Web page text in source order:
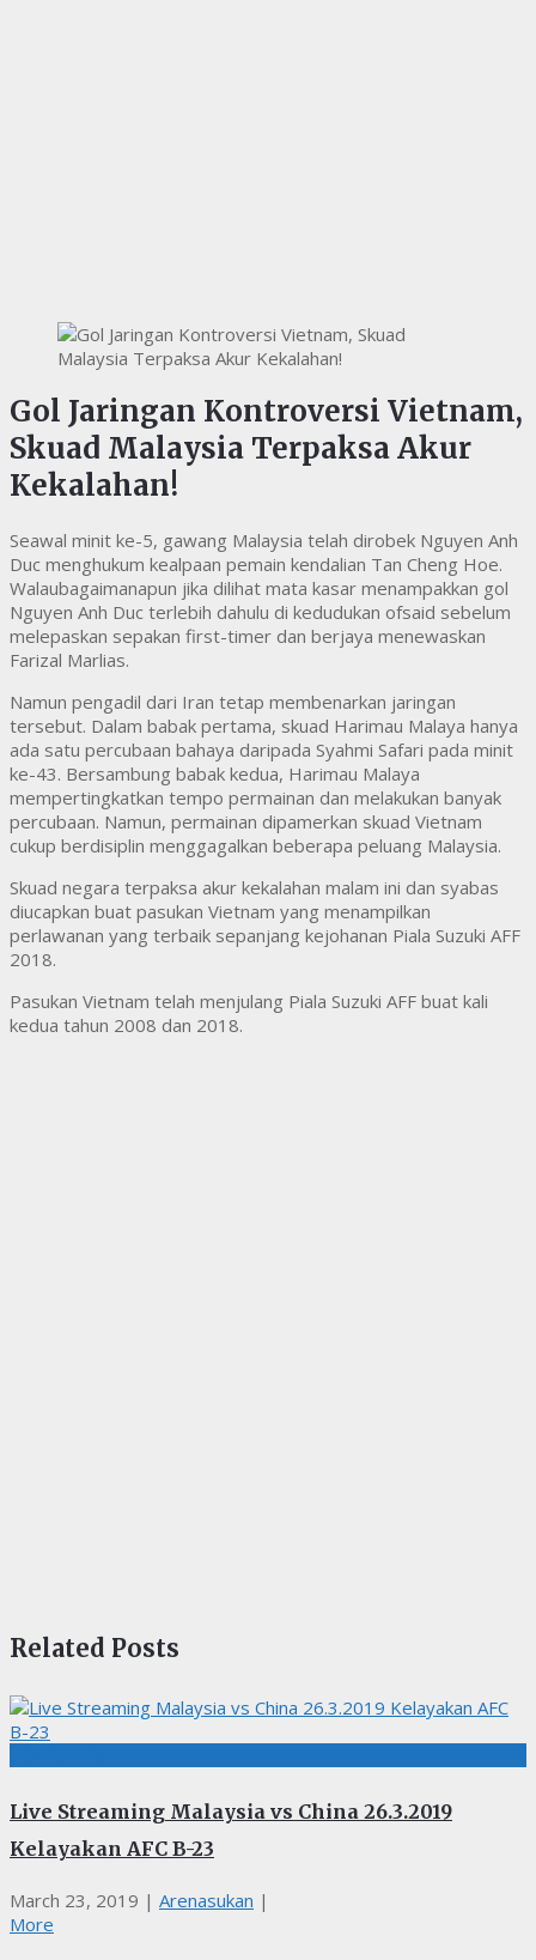
Gol Jaringan Kontroversi Vietnam,
Skuad Malaysia Terpaksa Akur
Kekalahan!
Seawal minit ke-5, gawang Malaysia telah dirobek Nguyen Anh
Duc menghukum kealpaan pemain kendalian Tan Cheng Hoe.
Walaubagaimanapun jika dilihat mata kasar menampakkan gol
Nguyen Anh Duc terlebih dahulu di kedudukan ofsaid sebelum
melepaskan sepakan first-timer dan berjaya menewaskan
Farizal Marlias.
Namun pengadil dari Iran tetap membenarkan jaringan
tersebut. Dalam babak pertama, skuad Harimau Malaya hanya
ada satu percubaan bahaya daripada Syahmi Safari pada minit
ke-43. Bersambung babak kedua, Harimau Malaya
mempertingkatkan tempo permainan dan melakukan banyak
percubaan. Namun, permainan dipamerkan skuad Vietnam
cukup berdisiplin menggagalkan beberapa peluang Malaysia.
Skuad negara terpaksa akur kekalahan malam ini dan syabas
diucapkan buat pasukan Vietnam yang menampilkan
perlawanan yang terbaik sepanjang kejohanan Piala Suzuki AFF
2018.
Pasukan Vietnam telah menjulang Piala Suzuki AFF buat kali
kedua tahun 2008 dan 2018.
Related Posts
Live Streaming Malaysia vs China 26.3.2019
Kelayakan AFC B-23
March 23, 2019 | Arenasukan |
More